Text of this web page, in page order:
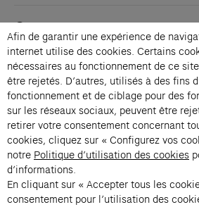
Contacts
Membership
Press
Private events
Change language 
Subscribe to our
Fondation Cartier uses your email address to
You can unsubscribe at any time using the
Afin de garantir une expérience de
internet utilise des cookies. Certains
nécessaires au fonctionnement de ce
être rejetés. D’autres, utilisés à des fins
fonctionnement et de ciblage pour des
sur les réseaux sociaux, peuvent être
retirer votre consentement concernant
cookies, cliquez sur « Configurez vos
notre Politique d’utilisation des cookies
d’informations.
En cliquant sur « Accepter tous les
consentement pour l’utilisation des